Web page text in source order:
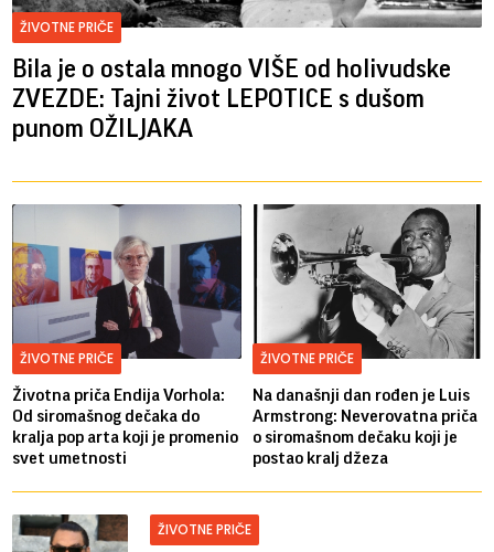
ŽIVOTNE PRIČE
Bila je o ostala mnogo VIŠE od holivudske
ZVEZDE: Tajni život LEPOTICE s dušom
punom OŽILJAKA
ŽIVOTNE PRIČE
Životna priča Endija Vorhola:
Od siromašnog dečaka do
kralja pop arta koji je promenio
svet umetnosti
ŽIVOTNE PRIČE
Na današnji dan rođen je Luis
Armstrong: Neverovatna priča
o siromašnom dečaku koji je
postao kralj džeza
ŽIVOTNE PRIČE